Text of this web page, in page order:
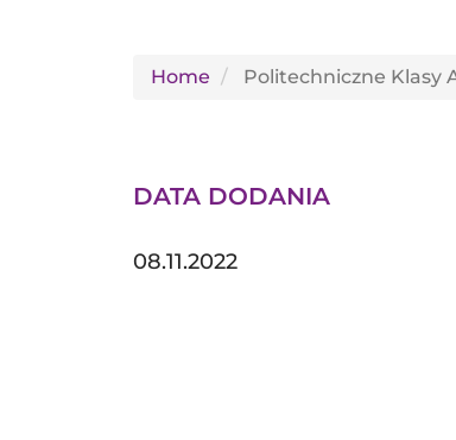
Home Politechniczne Klasy
DATA DODANIA
08.11.2022